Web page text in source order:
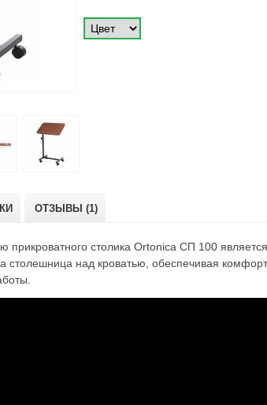
ОТЗЫВЫ (1)
прикроватного столика Ortonica СП 100
столешница над кроватью, обеспечивая